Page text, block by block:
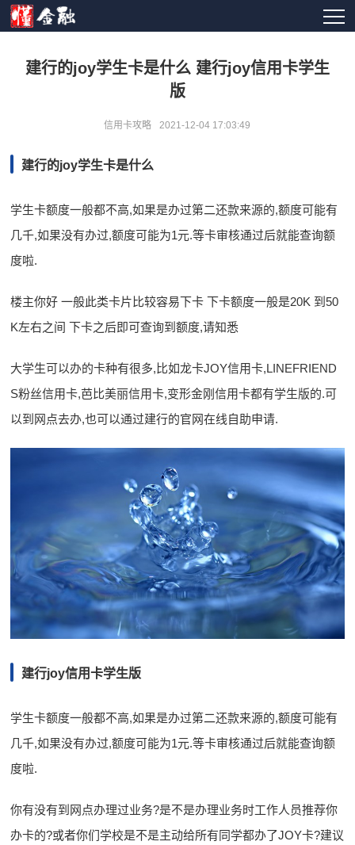
建行的joy学生卡是什么 建行joy信用卡学生
版
信用卡攻略 2021-12-04 17:03:49
建行的joy学生卡是什么
学生卡额度一般都不高,如果是办过第二还款来源的,额度可能有
几千,如果没有办过,额度可能为1元.等卡审核通过后就能查询额
度啦.
楼主你好 一般此类卡片比较容易下卡 下卡额度一般是20K 到50
K左右之间 下卡之后即可查询到额度,请知悉
大学生可以办的卡种有很多,比如龙卡JOY信用卡,LINEFRIEND
S粉丝信用卡,芭比美丽信用卡,变形金刚信用卡都有学生版的.可
以到网点去办,也可以通过建行的官网在线自助申请.
建行joy信用卡学生版
学生卡额度一般都不高,如果是办过第二还款来源的,额度可能有
几千,如果没有办过,额度可能为1元.等卡审核通过后就能查询额
度啦.
你有没有到网点办理过业务?是不是办理业务时工作人员推荐你
办卡的?或者你们学校是不是主动给所有同学都办了JOY卡?建议